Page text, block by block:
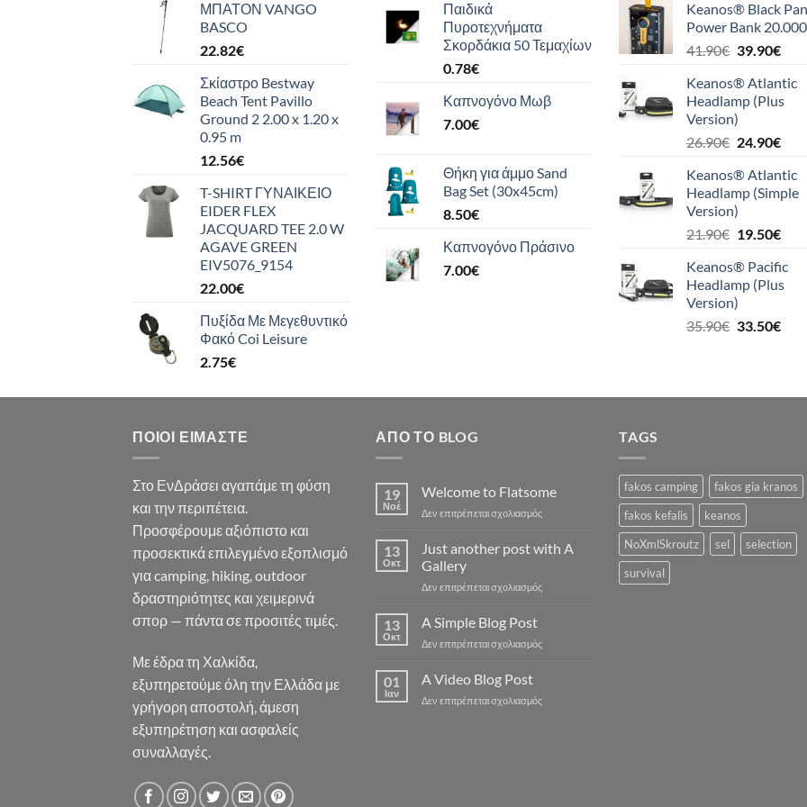
ΜΠΑΤΟΝ VANGO
BASCO
22.82€
Σκίαστρο Bestway
Beach Tent Pavillo
Ground 2 2.00 x 1.20 x
0.95 m
12.56€
T-SHIRT ΓΥΝΑΙΚΕΙΟ
EIDER FLEX
JACQUARD TEE 2.0 W
AGAVE GREEN
EIV5076_9154
22.00€
Πυξίδα Με Μεγεθυντικό
Φακό Coi Leisure
2.75€
Παιδικά
Πυροτεχνήματα
Σκορδάκια 50 Τεμαχίων
0.78€
Καπνογόνο Μωβ
7.00€
Θήκη για άμμο Sand
Bag Set (30x45cm)
8.50€
Καπνογόνο Πράσινο
7.00€
Keanos® Black
Power Bank 20.000
41.90€ Original
was:
41.90€.
39.90€Η
τιμή
είναι:
Keanos® Atlantic
Headlamp (Plus
Version)
26.90€ Original
was:
26.90€.
24.90€Η
τιμή
είναι:
Keanos® Atlantic
Headlamp (Simple
Version)
21.90€ Original
was:
21.90€.
19.50€Η
τιμή
είναι:
Keanos® Pacific
Headlamp (Plus
Version)
35.90€ Original
33.50€Η
ΠΟΙΟΙ ΕΊΜΑΣΤΕ
Στο ΕνΔράσει αγαπάμε τη φύση
και την περιπέτεια.
Προσφέρουμε αξιόπιστο και
προσεκτικά επιλεγμένο εξοπλισμό
για camping, hiking, outdoor
δραστηριότητες και χειμερινά
σπορ — πάντα σε προσιτές τιμές.
Με έδρα τη Χαλκίδα,
εξυπηρετούμε όλη την Ελλάδα με
γρήγορη αποστολή, άμεση
εξυπηρέτηση και ασφαλείς
συναλλαγές.
ΑΠΌ ΤΟ BLOG
19
Νοέ
Welcome to Flatsome
Δεν επιτρέπεται σχολιασμόςστο
to
13
Οκτ
Just another post with A
Gallery
Δεν επιτρέπεται σχολιασμόςστο
with
13
Οκτ
A Simple Blog Post
Δεν επιτρέπεται σχολιασμόςστο
Post
01
Ιαν
A Video Blog Post
Δεν επιτρέπεται σχολιασμόςστο
TAGS
fakos camping
fakos gia kranos
fakos kefalis
keanos
NoXmlSkroutz
sel
selection
survival